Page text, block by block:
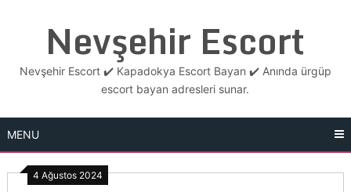
Nevşehir Escort
Nevşehir Escort ✔️ Kapadokya Escort Bayan ✔️ Anında ürgüp
escort bayan adresleri sunar.
MENU
4 Ağustos 2024